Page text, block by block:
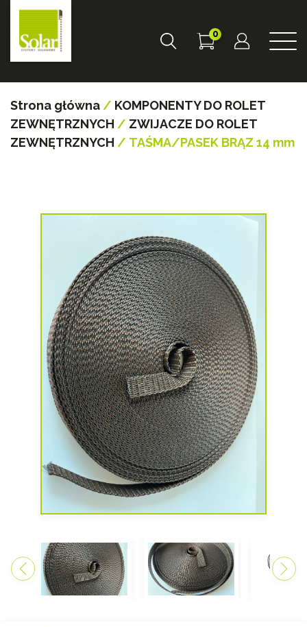
0
Strona główna / KOMPONENTY DO ROLET
ZEWNĘTRZNYCH / ZWIJACZE DO ROLET
ZEWNĘTRZNYCH / TAŚMA/PASEK BRĄZ 14 mm